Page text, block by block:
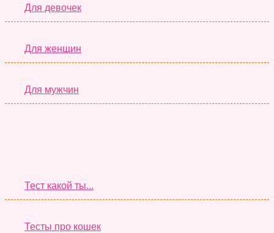
Для девочек
Для женщин
Для мужчин
Тест какой ты...
Тесты про кошек